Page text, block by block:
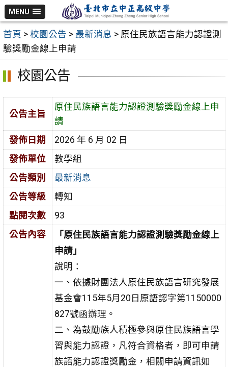
跳
至
主
要
MENU
首頁 > 校園公告 > 最新消息 > 原住民族語言能力認證測
驗獎勵金線上申請
校園公告
公告主旨
原住民族語言能力認證測驗獎勵金線上申
請
發佈日期
2026 年 6 月 02 日
發佈單位
教學組
公告類別
最新消息
公告等級
轉知
點閱次數
93
公告內容
「原住民族語言能力認證測驗獎勵金線上
申請」
說明：
一、依據財團法人原住民族語言研究發展
基金會115年5月20日原語認字第1150000
827號函辦理。
二、為鼓勵族人積極參與原住民族語言學
習與能力認證，凡符合資格者，即可申請
族語能力認證獎勵金，相關申請資訊如